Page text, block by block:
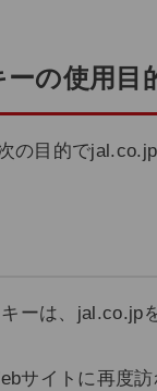
ーの使用目
の目的で
ーは、jal.co.jp
サイトに再度